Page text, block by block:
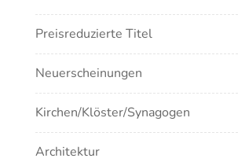
Preisreduzierte Titel
Neuerscheinungen
Kirchen/Klöster/Synagogen
Architektur